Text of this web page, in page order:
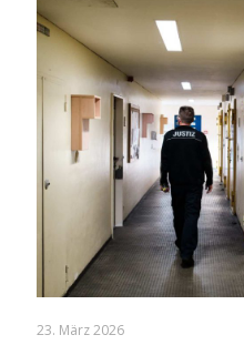
23. März 2026